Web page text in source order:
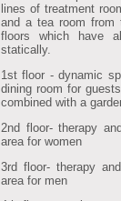
lines of treatment
and a tea room from
floors which have
statically.
1st floor - dynamic
dining room for
combined with a
2nd floor- therapy
area for women
3rd floor- therapy
area for men